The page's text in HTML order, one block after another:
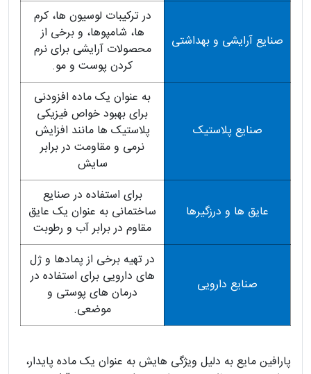
صنایع آرایشی و بهداشتی
در ترکیبات لوسیون ها، کرم
ها، شامپوها، و برخی از
محصولات آرایشی برای نرم
کردن پوست و مو.
صنایع پلاستیک
به عنوان یک ماده افزودنی
برای بهبود خواص فیزیکی
پلاستیک ها مانند افزایش
نرمی و مقاومت در برابر
سایش
عایق ها و درزگیرها
برای استفاده در صنایع
ساختمانی به عنوان یک عایق
مقاوم در برابر آب و رطوبت
صنایع دارویی
در تهیه برخی از پمادها و ژل
های دارویی برای استفاده در
درمان های پوستی و
موضعی.
پارافین مایع به دلیل ویژگی هایش به عنوان یک ماده پایدار،